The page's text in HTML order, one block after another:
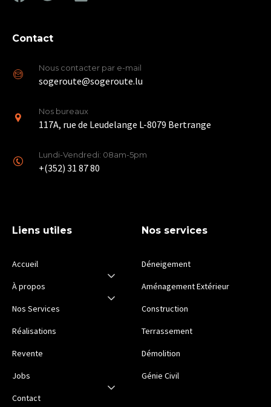
Contact
Nous contacter par e-mail
sogeroute@sogeroute.lu
Nos bureaux
117A, rue de Leudelange L-8079 Bertrange
Lundi-Vendredi: 08am-5pm
+(352) 31 87 80
Liens utiles
Accueil
À propos
Nos Services
Réalisations
Revente
Jobs
Contact
Nos services
Déneigement
Aménagement Extérieur
Construction
Terrassement
Démolition
Génie Civil